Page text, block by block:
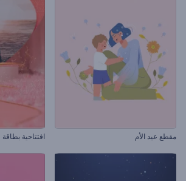
مقطع عيد الأم افتتاحية